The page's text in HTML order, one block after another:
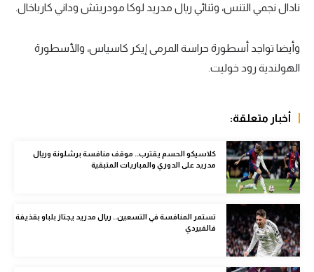
سعودي في الجول
الدوري الإسباني
القسم الثاني
رياضات أخرى
أمم إفريقيا
كرة السلة الأمريكية
كرة سلة
نادال نجمي التنس، وثنائي ريال مدريد لوكا مودريتش وداني كارباخال.
وأيضا تواجد أسطورة حراسة المرمى إيكر كاسياس، والأسطورة
الهولندية رود خوليت.
أخبار متعلقة:
كلاسيكو الحسم يقترب.. موقف منافسة برشلونة وريال
مدريد على الدوري والمباريات المتبقية
تستمر المنافسة في التسعين.. ريال مدريد يجتاز بلباو بقذيفة
فالفيردي